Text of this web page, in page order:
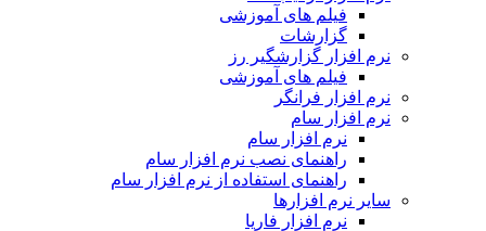
فیلم های آموزشی
گزارشات
نرم افزار گزارشگیر رز
فیلم های آموزشی
نرم افزار فرانگر
نرم افزار سام
نرم افزار سام
راهنمای نصب نرم افزار سام
راهنمای استفاده از نرم افزار سام
سایر نرم افزارها
نرم افزار فاریا